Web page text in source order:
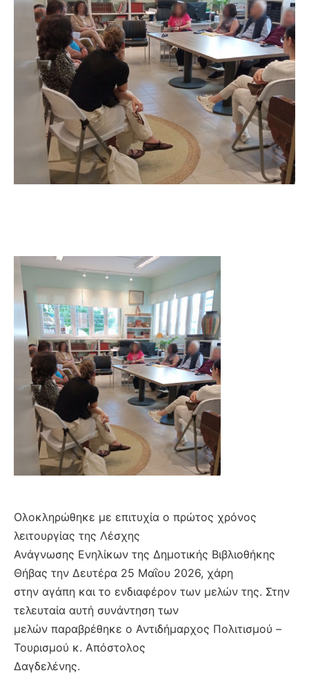
Ολοκληρώθηκε με επιτυχία ο πρώτος χρόνος
λειτουργίας της Λέσχης
Ανάγνωσης Ενηλίκων της Δημοτικής Βιβλιοθήκης
Θήβας την Δευτέρα 25 Μαΐου 2026, χάρη
στην αγάπη και το ενδιαφέρον των μελών της. Στην
τελευταία αυτή συνάντηση των
μελών παραβρέθηκε ο Αντιδήμαρχος Πολιτισμού –
Τουρισμού κ. Απόστολος
Δαγδελένης.